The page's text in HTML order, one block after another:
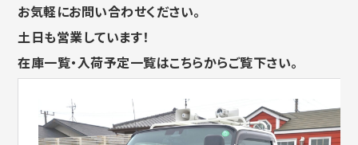
お気軽にお問い合わせください。
土日も営業しています！
在庫一覧・入荷予定一覧はこちらからご覧下さい。